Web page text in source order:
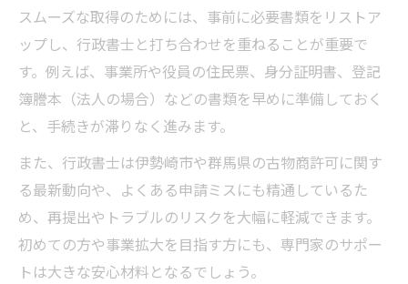
スムーズな取得のためには、事前に必要書類をリストア
ップし、行政書士と打ち合わせを重ねることが重要で
す。例えば、事業所や役員の住民票、身分証明書、登記
簿謄本（法人の場合）などの書類を早めに準備しておく
と、手続きが滞りなく進みます。
また、行政書士は伊勢崎市や群馬県の古物商許可に関す
る最新動向や、よくある申請ミスにも精通しているた
め、再提出やトラブルのリスクを大幅に軽減できます。
初めての方や事業拡大を目指す方にも、専門家のサポー
トは大きな安心材料となるでしょう。